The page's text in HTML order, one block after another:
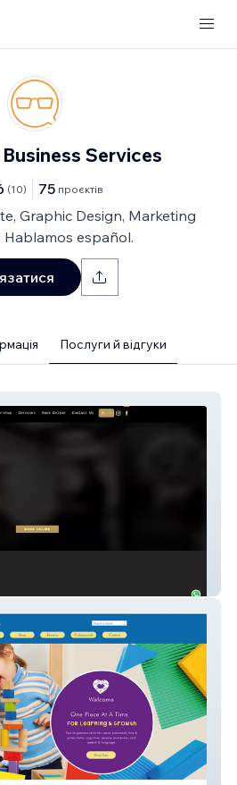
Services
(10) 75 проєктів
Graphic Design, Marketing
Hablamos español.
Послуги й відгуки